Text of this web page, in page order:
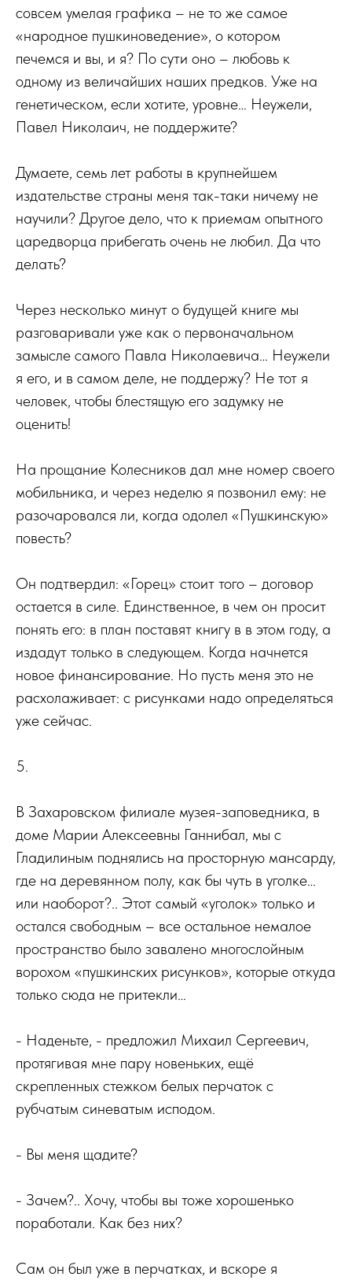
совсем умелая графика – не то же самое
«народное пушкиноведение», о котором
печемся и вы, и я? По сути оно – любовь к
одному из величайших наших предков. Уже на
генетическом, если хотите, уровне… Неужели,
Павел Николаич, не поддержите?
Думаете, семь лет работы в крупнейшем
издательстве страны меня так-таки ничему не
научили? Другое дело, что к приемам опытного
царедворца прибегать очень не любил. Да что
делать?
Через несколько минут о будущей книге мы
разговаривали уже как о первоначальном
замысле самого Павла Николаевича… Неужели
я его, и в самом деле, не поддержу? Не тот я
человек, чтобы блестящую его задумку не
оценить!
На прощание Колесников дал мне номер своего
мобильника, и через неделю я позвонил ему: не
разочаровался ли, когда одолел «Пушкинскую»
повесть?
Он подтвердил: «Горец» стоит того – договор
остается в силе. Единственное, в чем он просит
понять его: в план поставят книгу в в этом году, а
издадут только в следующем. Когда начнется
новое финансирование. Но пусть меня это не
расхолаживает: с рисунками надо определяться
уже сейчас.
5.
В Захаровском филиале музея-заповедника, в
доме Марии Алексеевны Ганнибал, мы с
Гладилиным поднялись на просторную мансарду,
где на деревянном полу, как бы чуть в уголке…
или наоборот?.. Этот самый «уголок» только и
остался свободным – все остальное немалое
пространство было завалено многослойным
ворохом «пушкинских рисунков», которые откуда
только сюда не притекли…
- Наденьте, - предложил Михаил Сергеевич,
протягивая мне пару новеньких, ещё
скрепленных стежком белых перчаток с
рубчатым синеватым исподом.
- Вы меня щадите?
- Зачем?.. Хочу, чтобы вы тоже хорошенько
поработали. Как без них?
Сам он был уже в перчатках, и вскоре я